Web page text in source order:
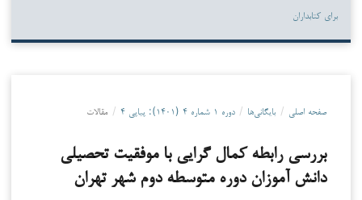
برای کتابداران
صفحه اصلی / بایگانی‌ها / دوره ۱ شماره ۴ (۱۴۰۱): پیاپی ۴ / مقالات
بررسی رابطه کمال گرایی با موفقیت تحصیلی
دانش آموزان دوره متوسطه دوم شهر تهران